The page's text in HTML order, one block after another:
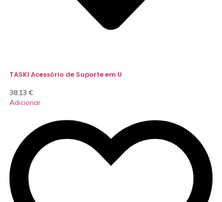
TASKI Acessório de Suporte em U
38,13 €
Adicionar